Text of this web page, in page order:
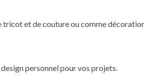
et de couture ou comme
personnel pour vos projets.